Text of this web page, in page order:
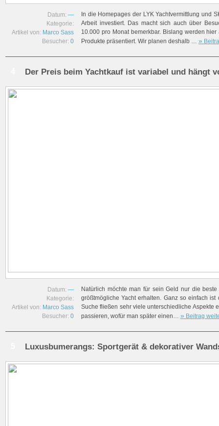
Datum: —
Kategorie:
Artikel von: Marco Sass
Besucher: 0
In die Homepages der LYK Yachtvermittlung und
Arbeit investiert. Das macht sich auch über
10.000 pro Monat bemerkbar. Bislang werden
Produkte präsentiert. Wir planen deshalb … »
Der Preis beim Yachtkauf ist variabel und hängt
Datum: —
Kategorie:
Artikel von: Marco Sass
Besucher: 0
Natürlich möchte man für sein Geld nur die
größtmögliche Yacht erhalten. Ganz so einfach
Suche fließen sehr viele unterschiedliche Aspekte
passieren, wofür man später einen… » Beitrag
Luxusbumerangs: Sportgerät & dekorativer